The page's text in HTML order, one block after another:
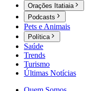
Orações Itatiaia
Podcasts
Pets e Animais
Política
Saúde
Trends
Turismo
Últimas Notícias